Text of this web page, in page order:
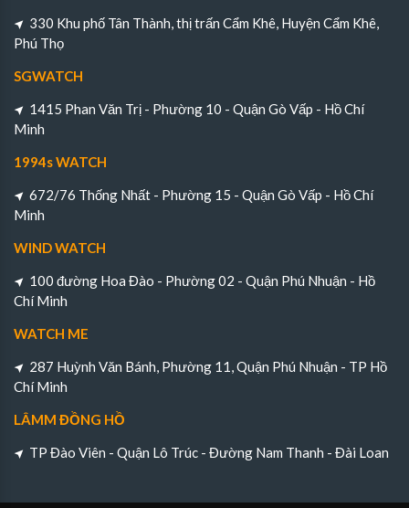
330 Khu phố Tân Thành, thị trấn Cẩm Khê, Huyện Cẩm Khê,
Phú Thọ
SGWATCH
1415 Phan Văn Trị - Phường 10 - Quận Gò Vấp - Hồ Chí
Minh
1994s WATCH
672/76 Thống Nhất - Phường 15 - Quận Gò Vấp - Hồ Chí
Minh
WIND WATCH
100 đường Hoa Đào - Phường 02 - Quận Phú Nhuận - Hồ
Chí Minh
WATCH ME
287 Huỳnh Văn Bánh, Phường 11, Quận Phú Nhuận - TP Hồ
Chí Minh
LÂMM ĐỒNG HỒ
TP Đào Viên - Quận Lô Trúc - Đường Nam Thanh - Đài Loan